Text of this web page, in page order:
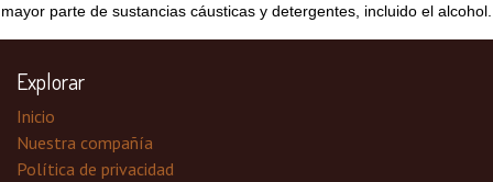
mayor parte de sustancias cáusticas y detergentes, incluido el alcohol.
Explorar
Inicio
Nuestra compañía
Política de privacidad